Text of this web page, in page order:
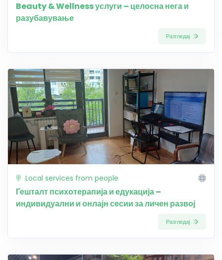
Beauty & Wellness услуги – целосна нега и
разубавување
Разгледај
Local services from people
Гешталт психотерапија и едукација –
индивидуални и онлајн сесии за личен развој
Разгледај